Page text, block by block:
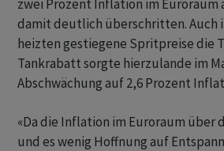
zwei Prozent Inflation im Euroraum
damit deutlich überschritten. Auch
heizten gestiegene Spritpreise die
Tankrabatt sorgte hierzulande im
Abschwächung auf 2,6 Prozent
«Da die Inflation im Euroraum über
und es wenig Hoffnung auf